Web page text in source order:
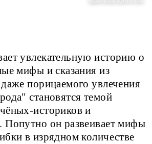
увлекательную историю о
мифы и сказания из
порицаемого увлечения
становятся темой
историков и
Попутно он развеивает мифы
в изрядном количестве